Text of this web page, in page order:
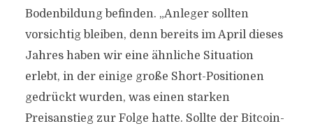
Bodenbildung befinden. „Anleger sollten
vorsichtig bleiben, denn bereits im April dieses
Jahres haben wir eine ähnliche Situation
erlebt, in der einige große Short-Positionen
gedrückt wurden, was einen starken
Preisanstieg zur Folge hatte. Sollte der Bitcoin-